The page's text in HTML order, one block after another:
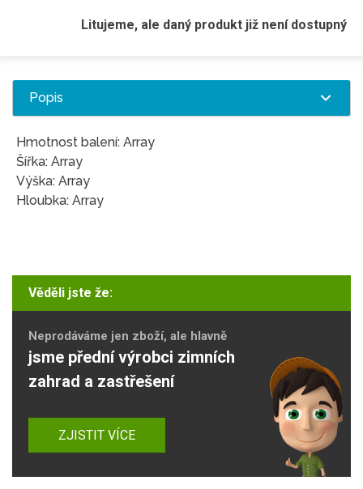
Litujeme, ale daný produkt již není dostupný
Popis
Hmotnost balení: Array
Šířka: Array
Výška: Array
Hloubka: Array
Věděli jste že:
Neprodáváme jen zboží, ale hlavně
jsme přední výrobci zimních
zahrad a zastřešení
ZJISTIT VÍCE